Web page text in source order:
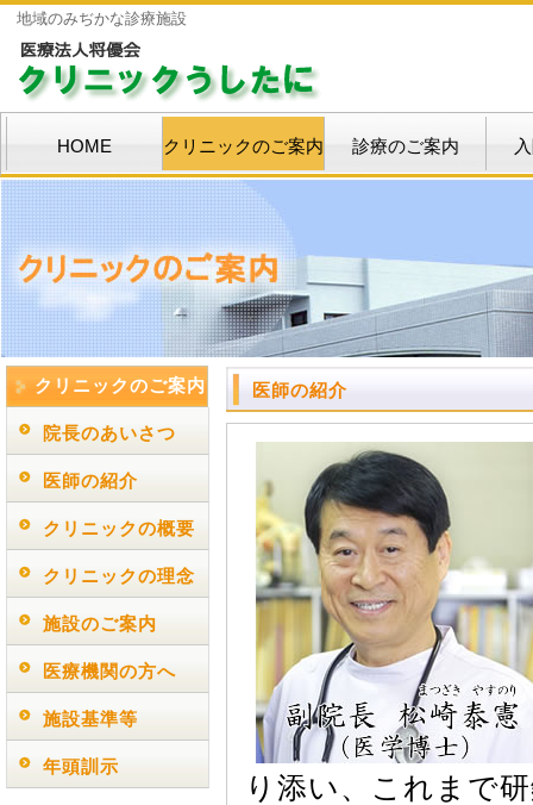
地域のみぢかな診療施設
HOME クリニックのご案内 診療のご案内
クリニックのご案内
院長のあいさつ
医師の紹介
クリニックの概要
クリニックの理念
施設のご案内
医療機関の方へ
施設基準等
年頭訓示
医師の紹介
り添い、これまで